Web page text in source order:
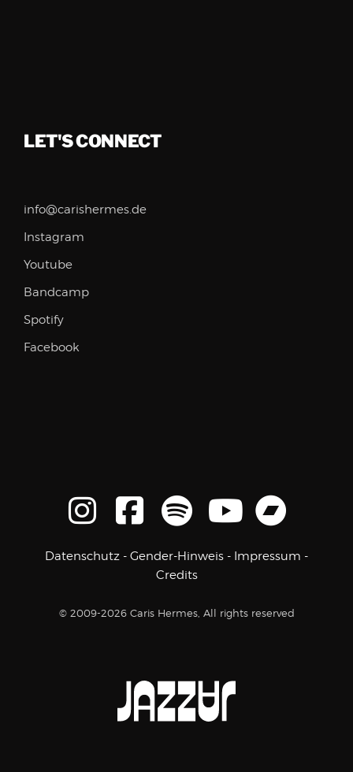
LET'S CONNECT
info@carishermes.de
Instagram
Youtube
Bandcamp
Spotify
Facebook
Datenschutz - Gender-Hinweis - Impressum -
Credits
© 2009-2026 Caris Hermes, All rights reserved